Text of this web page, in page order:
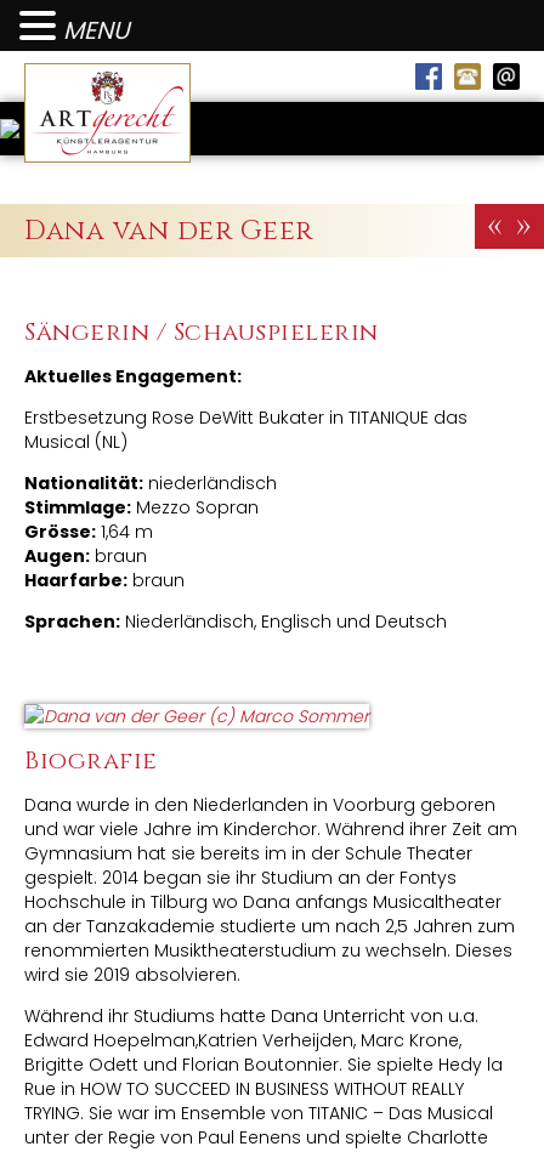
Dana van der Geer « »
Sängerin / Schauspielerin
Aktuelles Engagement:
Erstbesetzung Rose DeWitt Bukater in TITANIQUE das
Musical (NL)
Nationalität: niederländisch
Stimmlage: Mezzo Sopran
Grösse: 1,64 m
Augen: braun
Haarfarbe: braun
Sprachen: Niederländisch, Englisch und Deutsch
Biografie
Dana wurde in den Niederlanden in Voorburg geboren
und war viele Jahre im Kinderchor. Während ihrer Zeit am
Gymnasium hat sie bereits im in der Schule Theater
gespielt. 2014 began sie ihr Studium an der Fontys
Hochschule in Tilburg wo Dana anfangs Musicaltheater
an der Tanzakademie studierte um nach 2,5 Jahren zum
renommierten Musiktheaterstudium zu wechseln. Dieses
wird sie 2019 absolvieren.
Während ihr Studiums hatte Dana Unterricht von u.a.
Edward Hoepelman,Katrien Verheijden, Marc Krone,
Brigitte Odett und Florian Boutonnier. Sie spielte Hedy la
Rue in HOW TO SUCCEED IN BUSINESS WITHOUT REALLY
TRYING. Sie war im Ensemble von TITANIC – Das Musical
unter der Regie von Paul Eenens und spielte Charlotte
MENU